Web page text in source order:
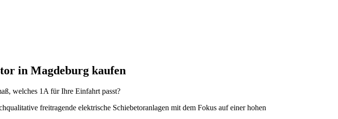
in Magdeburg kaufen
welches 1A für Ihre Einfahrt passt?
freitragende elektrische Schiebetoranlagen mit dem Fokus auf einer hohen